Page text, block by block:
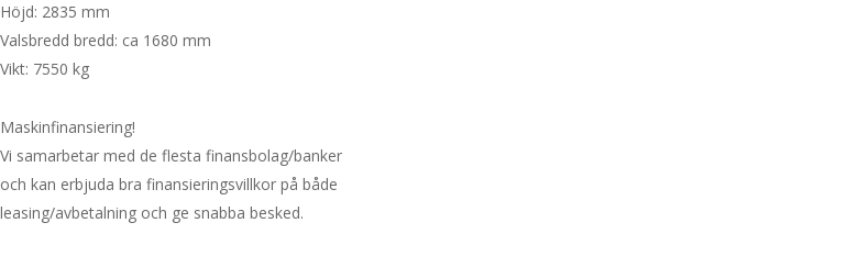
Höjd: 2835 mm
Valsbredd bredd: ca 1680 mm
Vikt: 7550 kg
Maskinfinansiering!
Vi samarbetar med de flesta finansbolag/banker
och kan erbjuda bra finansieringsvillkor på både
leasing/avbetalning och ge snabba besked.